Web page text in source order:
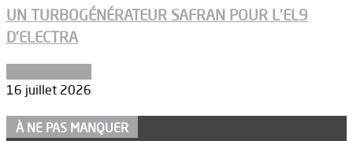
UN TURBOGÉNÉRATEUR SAFRAN POUR L’EL9
D’ELECTRA
16 juillet 2026
À NE PAS MANQUER